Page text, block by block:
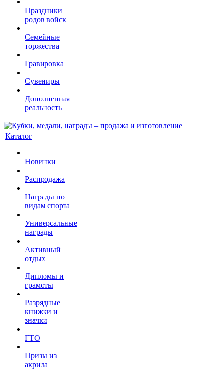
Праздники
родов войск
Семейные
торжества
Гравировка
Сувениры
Дополненная
реальность
Каталог
Новинки
Распродажа
Награды по
видам спорта
Универсальные
награды
Активный
отдых
Дипломы и
грамоты
Разрядные
книжки и
значки
ГТО
Призы из
акрила